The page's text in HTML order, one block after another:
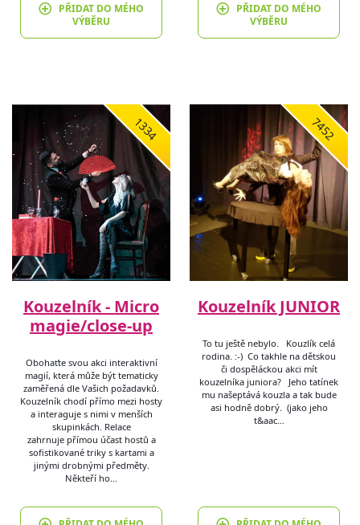
PŘIDAT DO MÉHO
VÝBĚRU
PŘIDAT DO MÉHO
VÝBĚRU
1334
Kouzelník - Micro
magie/close-up
Obohaťte svou akci interaktivní
magií, která může být tematicky
zaměřená dle Vašich požadavků.
Kouzelník chodí přímo mezi hosty
a interaguje s nimi v menších
skupinkách. Relace
zahrnuje přímou účast hostů a
sofistikované triky s kartami a
jinými drobnými předměty.
Někteří ho…
7452
Kouzelník JUNIOR
To tu ještě nebylo. Kouzlík celá
rodina. :-) Co takhle na dětskou
či dospěláckou akci mít
kouzelníka juniora? Jeho tatínek
mu našeptává kouzla a tak bude
asi hodně dobrý. (jako jeho
t&aac…